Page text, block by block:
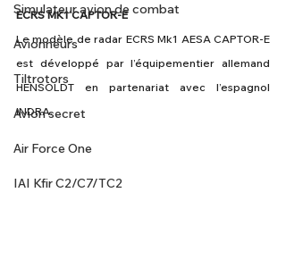
Simulateur avion de combat
Avionneurs
Tiltrotors
Avion secret
Air Force One
IAI Kfir C2/C7/TC2
ECRS MK1 CAPTOR-E
Le modèle de radar ECRS Mk1 AESA CAPTOR-E
est développé par l’équipementier allemand
HENSOLDT en partenariat avec l’espagnol
INDRA.